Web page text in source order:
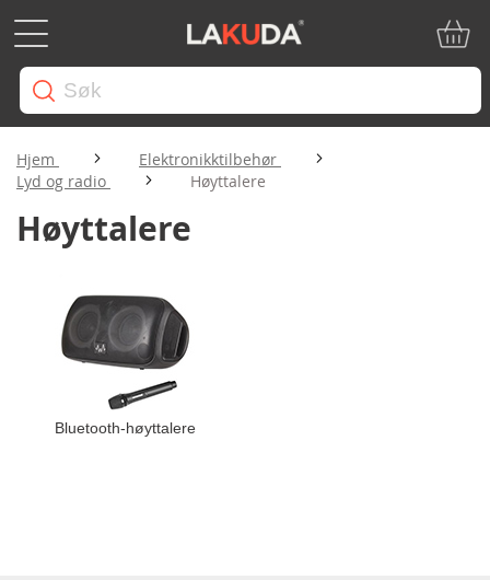
Hjem
Elektronikktilbehør
Lyd og radio
Høyttalere
Høyttalere
Bluetooth-høyttalere